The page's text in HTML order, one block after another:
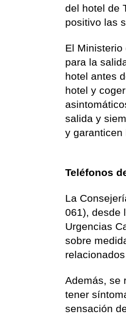
del hotel de
positivo las
El
para la
hotel antes
hotel y
salida y
y garanticen
Teléfonos
La
061), desde
Urgencias
sobre
Además, se
tener
sensación